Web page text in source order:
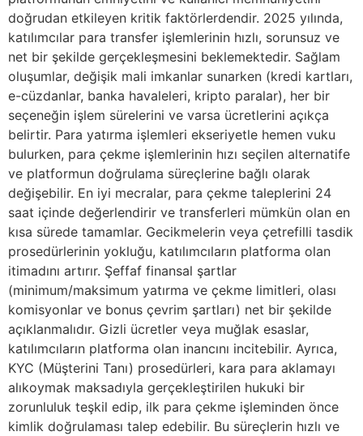
doğrudan etkileyen kritik faktörlerdendir. 2025 yılında,
katılımcılar para transfer işlemlerinin hızlı, sorunsuz ve
net bir şekilde gerçekleşmesini beklemektedir. Sağlam
oluşumlar, değişik mali imkanlar sunarken (kredi kartları,
e-cüzdanlar, banka havaleleri, kripto paralar), her bir
seçeneğin işlem sürelerini ve varsa ücretlerini açıkça
belirtir. Para yatırma işlemleri ekseriyetle hemen vuku
bulurken, para çekme işlemlerinin hızı seçilen alternatife
ve platformun doğrulama süreçlerine bağlı olarak
değişebilir. En iyi mecralar, para çekme taleplerini 24
saat içinde değerlendirir ve transferleri mümkün olan en
kısa sürede tamamlar. Gecikmelerin veya çetrefilli tasdik
prosedürlerinin yokluğu, katılımcıların platforma olan
itimadını artırır. Şeffaf finansal şartlar
(minimum/maksimum yatırma ve çekme limitleri, olası
komisyonlar ve bonus çevrim şartları) net bir şekilde
açıklanmalıdır. Gizli ücretler veya muğlak esaslar,
katılımcıların platforma olan inancını incitebilir. Ayrıca,
KYC (Müşterini Tanı) prosedürleri, kara para aklamayı
alıkoymak maksadıyla gerçekleştirilen hukuki bir
zorunluluk teşkil edip, ilk para çekme işleminden önce
kimlik doğrulaması talep edebilir. Bu süreçlerin hızlı ve